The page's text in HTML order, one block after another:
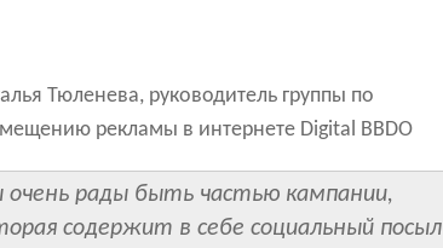
Тюленева, руководитель группы по
рекламы в интернете Digital BBDO
рады быть частью кампании,
содержит в себе социальный посыл